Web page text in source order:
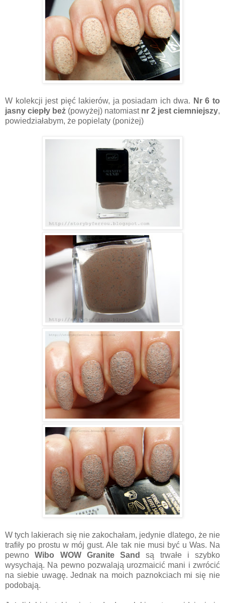
W kolekcji jest pięć lakierów, ja posiadam ich dwa. Nr 6 to
jasny ciepły beż (powyżej) natomiastnr 2 jest ciemniejszy,
powiedziałabym, że popielaty (poniżej)
W tych lakierach się nie zakochałam, jedynie dlatego, że nie
trafiły po prostu w mój gust. Ale tak nie musi być u Was. Na
pewnoWibo WOW Granite Sand
są trwałe i szybko
wysychają. Na pewno pozwalają urozmaicić mani i zwrócić
na siebie uwagę. Jednak na moich paznokciach mi się nie
podobają.